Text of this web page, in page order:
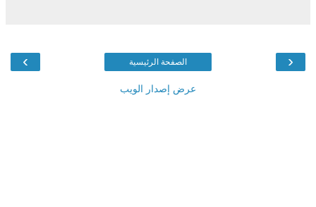
‹
› الصفحة الرئيسية
عرض إصدار الويب